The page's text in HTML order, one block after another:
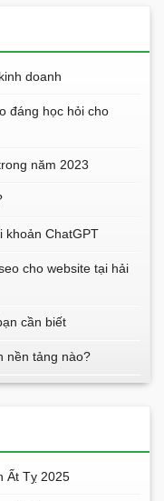
doanh
đáng học hỏi cho
năm 2023
khoản ChatGPT
cho website tại hải
cần biết
nền tảng nào?
Ất Tỵ 2025